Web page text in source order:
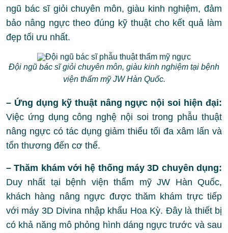
ngũ bác sĩ giỏi chuyên môn, giàu kinh nghiệm, đảm
bảo nâng ngực theo đúng kỹ thuật cho kết quả làm
đẹp tối ưu nhất.
Đội ngũ bác sĩ giỏi chuyên môn, giàu kinh nghiệm tại bệnh
viện thẩm mỹ JW Hàn Quốc.
– Ứng dụng kỹ thuật nâng ngực nội soi hiện đại:
Việc ứng dụng công nghệ nội soi trong phẫu thuật
nâng ngực có tác dụng giảm thiểu tối đa xâm lấn và
tổn thương đến cơ thể.
– Thăm khám với hệ thống máy 3D chuyên dụng:
Duy nhất tại bệnh viện thẩm mỹ JW Hàn Quốc,
khách hàng nâng ngực được thăm khám trực tiếp
với máy 3D Divina nhập khẩu Hoa Kỳ. Đây là thiết bị
có khả năng mô phỏng hình dáng ngực trước và sau